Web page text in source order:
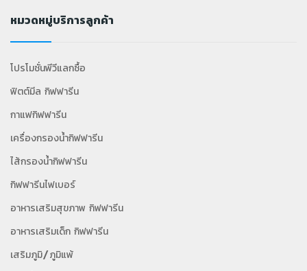
หมวดหมู่บริการลูกค้า
โปรโมชั่นพีวีแลกซื้อ
ฟิตต์มีล กิฟฟารีน
กาแฟกิฟฟารีน
เครื่องกรองน้ำกิฟฟารีน
ไส้กรองน้ำกิฟฟารีน
กิฟฟารีนไฟเบอร์
อาหารเสริมสุขภาพ กิฟฟารีน
อาหารเสริมเด็ก กิฟฟารีน
เสริมภูมิ/ภูมิแพ้